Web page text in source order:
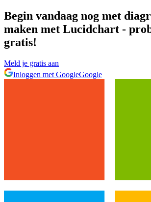
Begin vandaag nog met
maken met Lucidchart -
gratis!
Meld je gratis aan
Inloggen met GoogleGoogle